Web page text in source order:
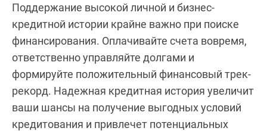
Поддержание высокой личной и бизнес-
кредитной истории крайне важно при поиске
финансирования. Оплачивайте счета вовремя,
ответственно управляйте долгами и
формируйте положительный финансовый трек-
рекорд. Надежная кредитная история увеличит
ваши шансы на получение выгодных условий
кредитования и привлечет потенциальных